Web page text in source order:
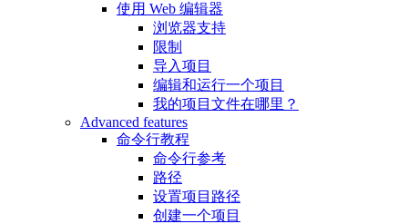
使用 Web 编辑器
浏览器支持
限制
导入项目
编辑和运行一个项目
我的项目文件在哪里？
Advanced features
命令行教程
命令行参考
路径
设置项目路径
创建一个项目